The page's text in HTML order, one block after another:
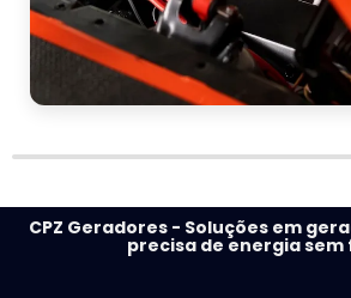
CPZ Geradores - Soluções em
precisa de energia sem